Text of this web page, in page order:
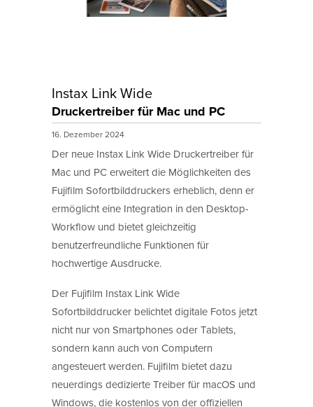
Instax Link Wide
Druckertreiber für Mac und PC
16. Dezember 2024
Der neue Instax Link Wide Druckertreiber für
Mac und PC erweitert die Möglichkeiten des
Fujifilm Sofortbilddruckers erheblich, denn er
ermöglicht eine Integration in den Desktop-
Workflow und bietet gleichzeitig
benutzerfreundliche Funktionen für
hochwertige Ausdrucke.
Der Fujifilm Instax Link Wide
Sofortbilddrucker belichtet digitale Fotos jetzt
nicht nur von Smartphones oder Tablets,
sondern kann auch von Computern
angesteuert werden. Fujifilm bietet dazu
neuerdings dedizierte Treiber für macOS und
Windows, die kostenlos von der offiziellen